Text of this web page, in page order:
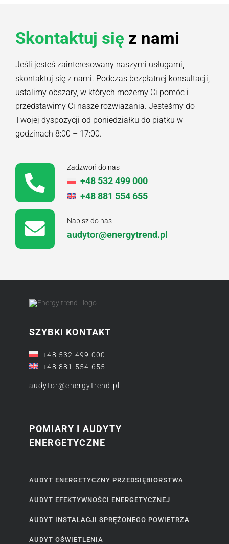
Skontaktuj się z nami
Jeśli jesteś zainteresowany naszymi usługami,
skontaktuj się z nami. Podczas bezpłatnej konsultacji,
ustalimy obszary, w których możemy Ci pomóc i
przedstawimy Ci nasze rozwiązania. Jesteśmy do
Twojej dyspozycji od poniedziałku do piątku w
godzinach 8:00 – 17:00.
Zadzwoń do nas
+48 532 499 000
+48 881 554 655
Napisz do nas
audytor@energytrend.pl
SZYBKI KONTAKT
+48 532 499 000
+48 881 554 655
audytor@energytrend.pl
POMIARY I AUDYTY
ENERGETYCZNE
AUDYT ENERGETYCZNY PRZEDSIĘBIORSTWA
AUDYT EFEKTYWNOŚCI ENERGETYCZNEJ
AUDYT INSTALACJI SPRĘŻONEGO POWIETRZA
AUDYT OŚWIETLENIA